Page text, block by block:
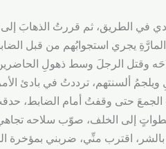
في الطريق، ثم قررتُ الذهابَ
يجري استجوابُهم من قبل
وقتل الرجلَ وسط ذهولِ
ألسنتهم، ترددتُ في بادئ
حتى وقفتُ أمام الضابط،
إلى الخلف، صوّب سلاحه تجاهي،
اقترب منِّي، ضربني